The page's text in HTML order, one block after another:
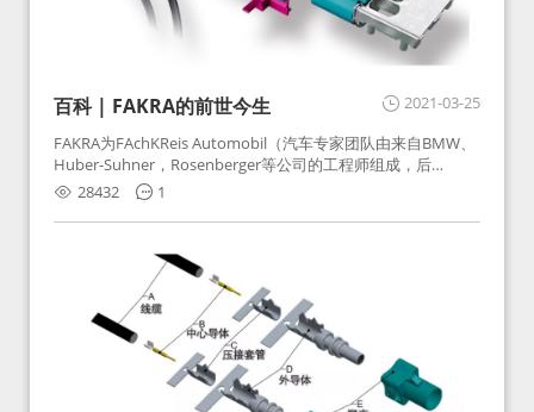
2021-03-25
百科 | FAKRA的前世今生
FAKRA为FAchKReis Automobil（汽车专家团队由来自BMW、
Huber-Suhner，Rosenberger等公司的工程师组成，后
Huber-Suhner相关连接器业务及技术在2010年并入
Rosenberger）缩写。起初为BMW需求用于车载收音机天线连
接，如今FAKRA已成为汽车行业通用标准的射频连接器，被业
28432 1